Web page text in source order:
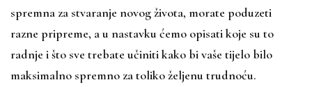
spremna za stvaranje novog života, morate poduzeti
razne pripreme, a u nastavku ćemo opisati koje su to
radnje i što sve trebate učiniti kako bi vaše tijelo bilo
maksimalno spremno za toliko željenu trudnoću.